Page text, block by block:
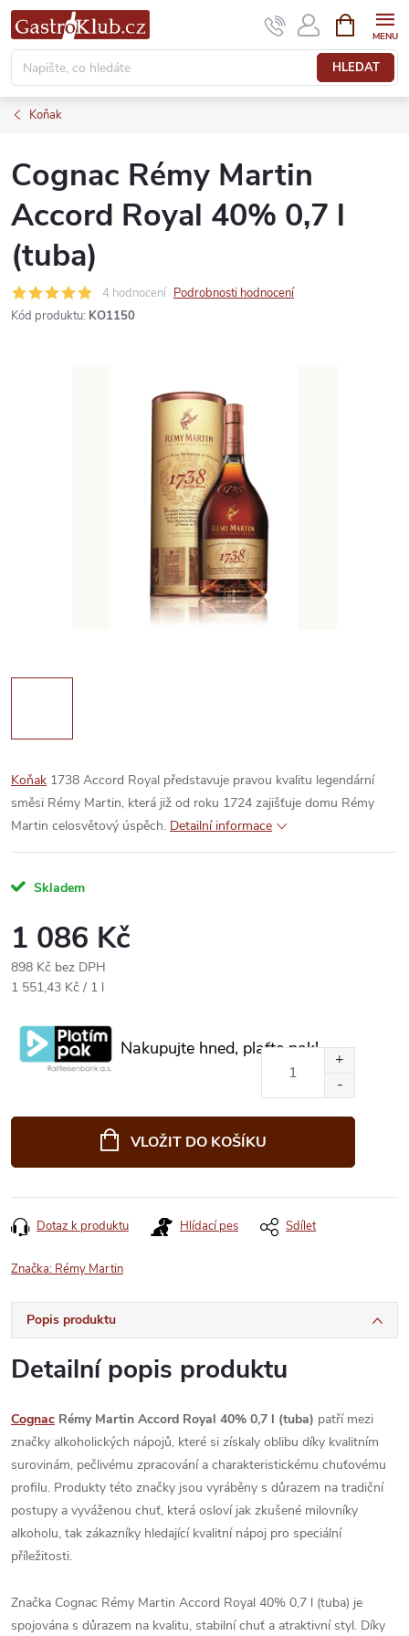
Přejít
na
obsah
HLEDAT
NÁKUPNÍ
KOŠÍK
Koňak
Cognac Rémy Martin
Accord Royal 40% 0,7 l
(tuba)
4 hodnocení Podrobnosti hodnocení
Kód produktu: KO1150
Koňak 1738 Accord Royal představuje pravou kvalitu legendární
směsi Rémy Martin, která již od roku 1724 zajišťuje domu Rémy
Martin celosvětový úspěch. Detailní informace
Skladem
1 086 Kč
898 Kč bez DPH
Měrná
1 551,43 Kč / 1 l
Nakupujte hned, plaťte pak!
VLOŽIT DO KOŠÍKU
Dotaz k produktu Hlídací pes Sdílet
Značka: Rémy Martin
Popis produktu
Detailní popis produktu
Cognac Rémy Martin Accord Royal 40% 0,7 l (tuba) patří mezi
značky alkoholických nápojů, které si získaly oblibu díky kvalitním
surovinám, pečlivému zpracování a charakteristickému chuťovému
profilu. Produkty této značky jsou vyráběny s důrazem na tradiční
postupy a vyváženou chuť, která osloví jak zkušené milovníky
alkoholu, tak zákazníky hledající kvalitní nápoj pro speciální
příležitosti.
Značka Cognac Rémy Martin Accord Royal 40% 0,7 l (tuba) je
spojována s důrazem na kvalitu, stabilní chuť a atraktivní styl. Díky